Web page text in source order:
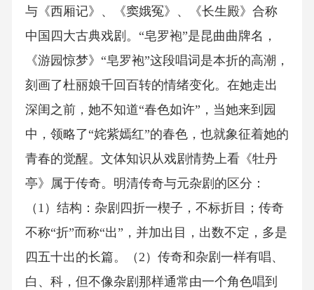
与《西厢记》、《窦娥冤》、《长生殿》合称
中国四大古典戏剧。“皂罗袍”是昆曲曲牌名，
《游园惊梦》“皂罗袍”这段唱词是本折的高潮，
刻画了杜丽娘千回百转的情绪变化。在她走出
深闺之前，她不知道“春色如许”，当她来到园
中，领略了“姹紫嫣红”的春色，也就象征着她的
青春的觉醒。文体知识从戏剧情势上看《牡丹
亭》属于传奇。明清传奇与元杂剧的区分：
（1）结构：杂剧四折一楔子，不标折目；传奇
不称“折”而称“出”，并加出目，出数不定，多是
四五十出的长篇。（2）传奇和杂剧一样有唱、
白、科，但不像杂剧那样通常由一个角色唱到